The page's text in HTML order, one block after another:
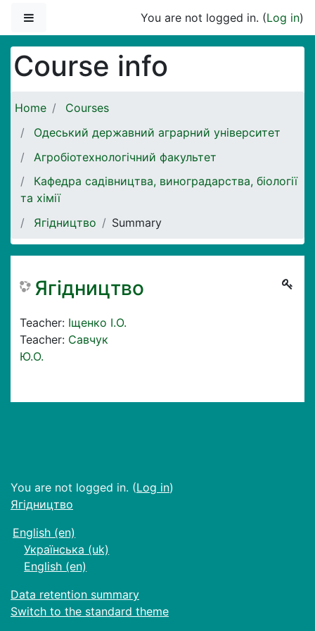
You are not logged in. (Log in)
Course info
Home
Courses
Одеський державний аграрний університет
Агробіотехнологічний факультет
Кафедра садівництва, виноградарства, біології
та хімії
Ягідництво
Summary
Ягідництво
Teacher: Іщенко І.О.
Teacher: Савчук
Ю.О.
You are not logged in. (Log in)
Ягідництво
English ‎(en)‎
Українська ‎(uk)‎
English ‎(en)‎
Data retention summary
Switch to the standard theme